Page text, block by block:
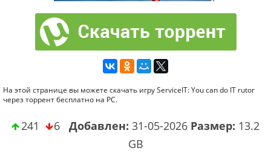
На этой странице вы можете скачать игру ServiceIT: You can do IT rutor
через торрент бесплатно на PC.
241 6 Добавлен: 31-05-2026 Размер: 13.2
GB